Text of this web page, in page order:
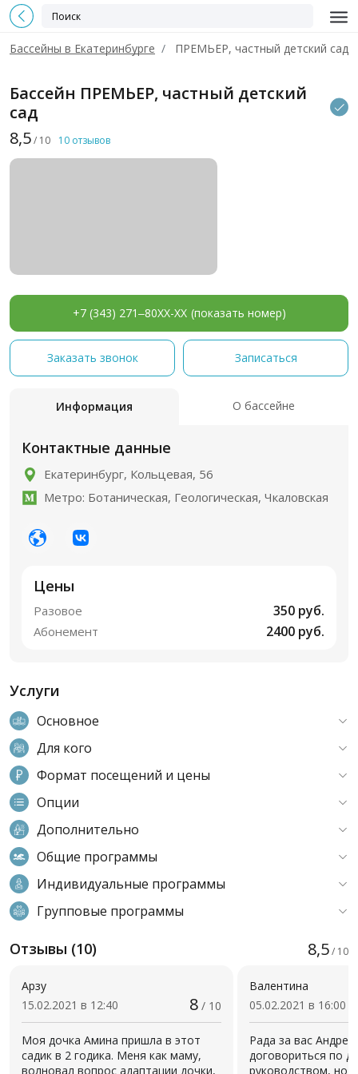
Бассейны в Екатеринбурге ПРЕМЬЕР, частный детский сад
Бассейн ПРЕМЬЕР, частный детский
сад
8,5/ 10 10 отзывов
+7 (343) 271‒80XX-XX (показать номер)
Заказать звонок Записаться
Информация О бассейне
Контактные данные
Екатеринбург, Кольцевая, 56
Метро: Ботаническая, Геологическая, Чкаловская
Цены
Разовое 350 руб.
Абонемент 2400 руб.
Услуги
Основное
Для кого
Формат посещений и цены
Опции
Дополнительно
Общие программы
Индивидуальные программы
Групповые программы
Отзывы (10) 8,5/ 10
Арзу
15.02.2021 в 12:40
8 / 10
Моя дочка Амина пришла в этот
садик в 2 годика. Меня как маму,
волновал вопрос адаптации дочки,
Валентина
05.02.2021 в 16:00
Рада за вас
договориться по
руководством, но